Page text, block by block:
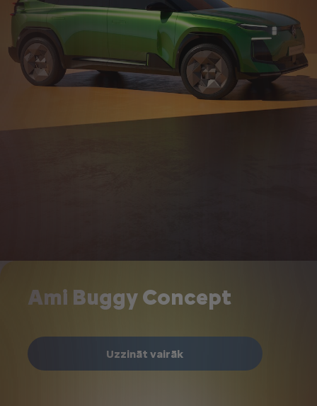
Ami Buggy Concept
Uzzināt vairāk